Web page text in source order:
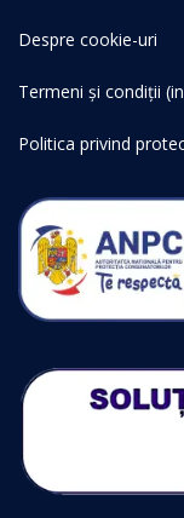
Despre cookie-uri
Termeni și condiții
Politica privind